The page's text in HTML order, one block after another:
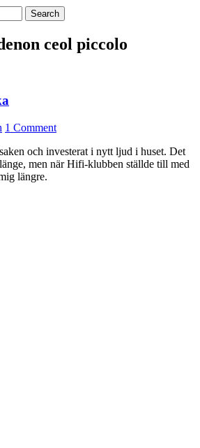
ceol piccolo
1 Comment
och investerat i nytt ljud i huset. Det
men när Hifi-klubben ställde till med
längre.